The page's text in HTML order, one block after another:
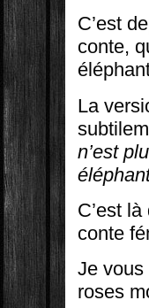
C’est
conte,
La
n’est
C’est
conte
Je
roses